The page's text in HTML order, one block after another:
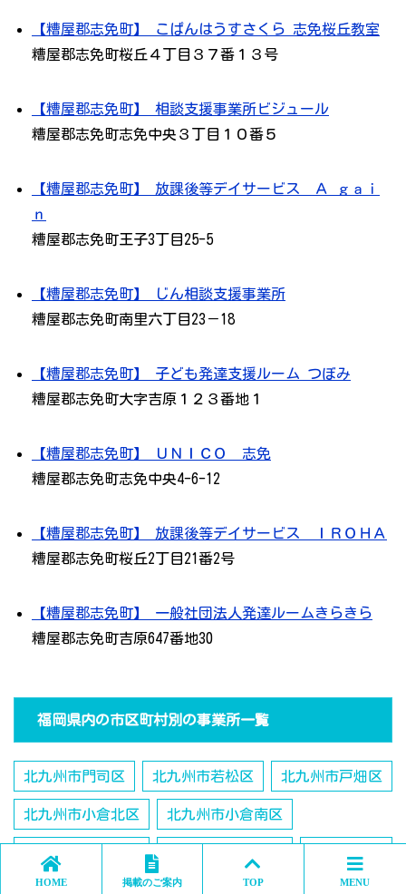
【糟屋郡志免町】 こぱんはうすさくら 志免桜丘教室
糟屋郡志免町桜丘４丁目３７番１３号
【糟屋郡志免町】 相談支援事業所ビジュール
糟屋郡志免町志免中央３丁目１０番５
【糟屋郡志免町】 放課後等デイサービス Ａ ｇａｉ
ｎ
糟屋郡志免町王子3丁目25-5
【糟屋郡志免町】 じん相談支援事業所
糟屋郡志免町南里六丁目23－18
【糟屋郡志免町】 子ども発達支援ルーム つぼみ
糟屋郡志免町大字吉原１２３番地１
【糟屋郡志免町】 ＵＮＩＣＯ 志免
糟屋郡志免町志免中央4-6-12
【糟屋郡志免町】 放課後等デイサービス ＩＲＯＨＡ
糟屋郡志免町桜丘2丁目21番2号
【糟屋郡志免町】 一般社団法人発達ルームきらきら
糟屋郡志免町吉原647番地30
福岡県内の市区町村別の事業所一覧
北九州市門司区 北九州市若松区 北九州市戸畑区
北九州市小倉北区 北九州市小倉南区
北九州市八幡東区
福岡市博多区 福岡市中央区 福岡市南区
HOME 掲載のご案内 TOP MENU